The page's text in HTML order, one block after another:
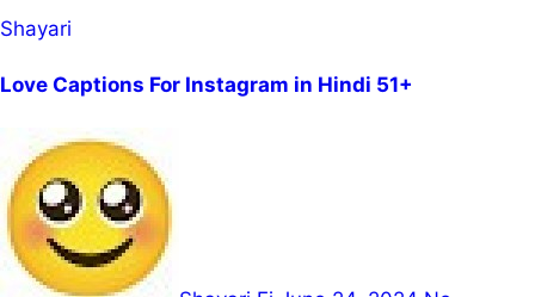
Shayari
Love Captions For Instagram in Hindi 51+